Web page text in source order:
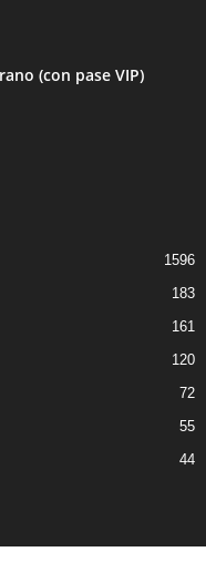
(con pase VIP)
1596
183
161
120
72
55
44